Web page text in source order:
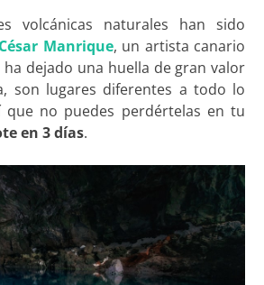
volcánicas naturales han sido
César Manrique, un artista canario
dejado una huella de gran valor
son lugares diferentes a todo lo
que no puedes perdértelas en tu
en 3 días.